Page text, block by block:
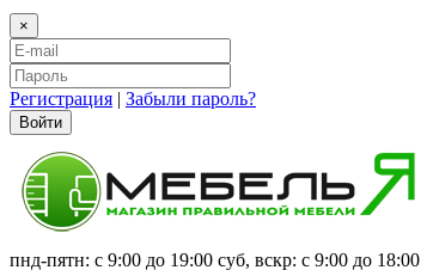
×
Регистрация | Забыли пароль?
Войти
пнд-пятн: с 9:00 до 19:00 суб, вскр: с 9:00 до 18:00